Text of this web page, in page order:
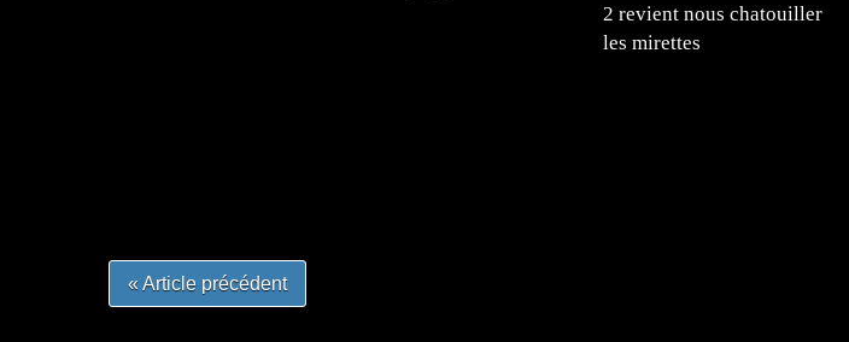
2 revient nous chatouiller
les mirettes
« Article précédent